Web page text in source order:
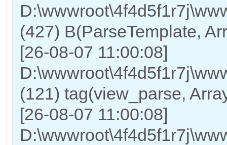
(427) B(ParseTemplate,
[26-08-07 11:00:08]
(121) tag(view_parse,
[26-08-07 11:00:08]